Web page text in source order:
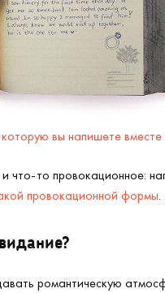
вы напишете вместе
что-то провокационное:
провокационной формы.
романтическую